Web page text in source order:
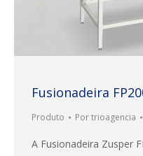
Fusionadeira
Produto Portrioagencia
A Fusionadeira Zusper